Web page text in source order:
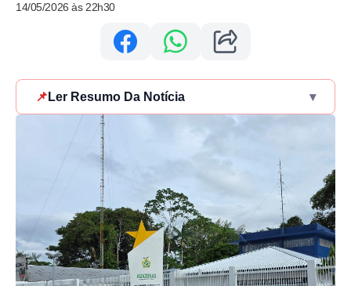
14/05/2026 às 22h30
📌 Ler Resumo Da Notícia ▾